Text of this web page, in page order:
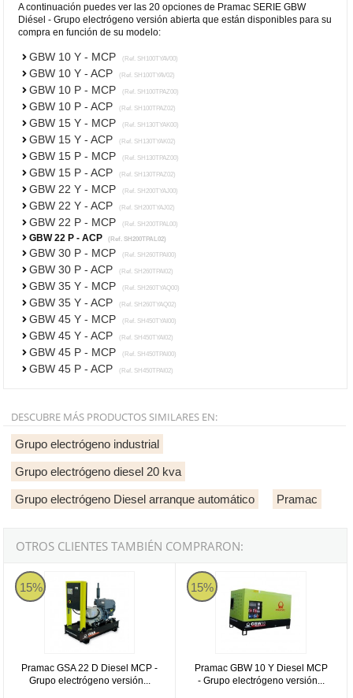
A continuación puedes ver las 20 opciones de Pramac SERIE GBW
Diésel - Grupo electrógeno versión abierta que están disponibles para su
compra en función de su modelo:
GBW 10 Y - MCP (Ref. SH100TYAV00)
GBW 10 Y - ACP (Ref. SH100TYAV02)
GBW 10 P - MCP (Ref. SH100TPAZ00)
GBW 10 P - ACP (Ref. SH100TPAZ02)
GBW 15 Y - MCP (Ref. SH130TYAK00)
GBW 15 Y - ACP (Ref. SH130TYAK02)
GBW 15 P - MCP (Ref. SH130TPAZ00)
GBW 15 P - ACP (Ref. SH130TPAZ02)
GBW 22 Y - MCP (Ref. SH200TYAJ00)
GBW 22 Y - ACP (Ref. SH200TYAJ02)
GBW 22 P - MCP (Ref. SH200TPAL00)
GBW 22 P - ACP (Ref. SH200TPAL02)
GBW 30 P - MCP (Ref. SH260TPAI00)
GBW 30 P - ACP (Ref. SH260TPAI02)
GBW 35 Y - MCP (Ref. SH260TYAQ00)
GBW 35 Y - ACP (Ref. SH260TYAQ02)
GBW 45 Y - MCP (Ref. SH450TYAI00)
GBW 45 Y - ACP (Ref. SH450TYAI02)
GBW 45 P - MCP (Ref. SH450TPAI00)
GBW 45 P - ACP (Ref. SH450TPAI02)
DESCUBRE MÁS PRODUCTOS SIMILARES EN:
Grupo electrógeno industrial
Grupo electrógeno diesel 20 kva
Grupo electrógeno Diesel arranque automático Pramac
OTROS CLIENTES TAMBIÉN COMPRARON:
15%
Pramac GSA 22 D Diesel MCP -
Grupo electrógeno versión...
Pramac GSA 22 D Diesel MCP - Grupo electrógeno versión abierta
15%
Pramac GBW 10 Y Diesel MCP
- Grupo electrógeno versión...
Pramac GBW 10 Y Diesel MCP